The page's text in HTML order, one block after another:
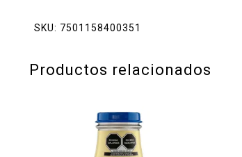
SKU: 7501158400351
Productos relacionados